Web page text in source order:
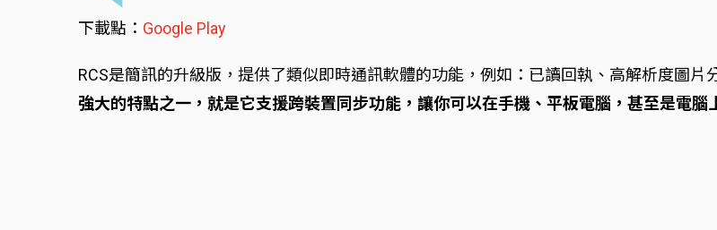
下載點： Google Play
RCS是簡訊的升級版，提供了類似即時通訊軟體的功能，例如：已讀回執、高解析度圖片
強大的特點之一，就是它支援跨裝置同步功能，讓你可以在手機、平板電腦，甚至是電腦